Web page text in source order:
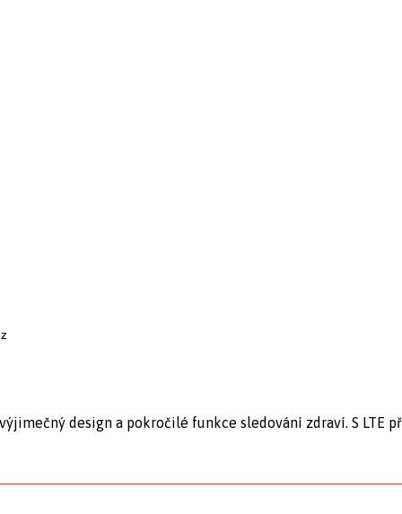
design a pokročilé funkce sledování zdraví. S LTE